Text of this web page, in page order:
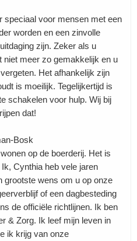
speciaal voor mensen met een
worden en een zinvolle
zijn. Zeker als u
niet meer zo gemakkelijk en u
Het afhankelijk zijn
is moeilijk. Tegelijkertijd is
schakelen voor hulp. Wij bij
dat!
Bosk
op de boerderij. Het is
Cynthia heb vele jaren
grootste wens om u op onze
of een dagbesteding
de officiële richtlijnen. Ik ben
& Zorg. Ik leef mijn leven in
ik krijg van onze